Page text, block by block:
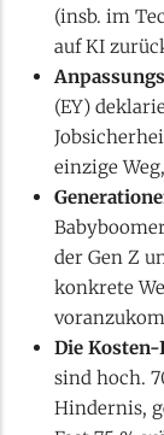
(insb. im
auf KI
(EY)
einzige
der Gen Z
konkrete
Die Kosten-
sind hoch.
Hindernis,